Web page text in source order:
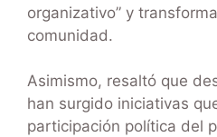
organizativo” y
comunidad.
Asimismo, resaltó que
han surgido iniciativas
participación política del